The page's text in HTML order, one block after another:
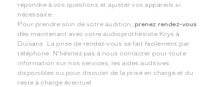
répondre à vos questions et ajuster vos appareils si
nécessaire.
Pour prendre soin de votre audition, prenez rendez-vous
dès maintenant avec votre audioprothésiste Krys à
Duisans. La prise de rendez-vous se fait facilement par
téléphone. N'hésitez pas à nous contacter pour toute
information sur nos services, les aides auditives
disponibles ou pour discuter de la prise en charge et du
reste à charge éventuel.